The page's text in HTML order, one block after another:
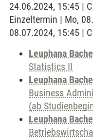
24.06.2024, 15:45 |
Einzeltermin | Mo,
08.07.2024, 15:45 |
Leuphana
Statistics II
Leuphana
Business
(ab
Leuphana